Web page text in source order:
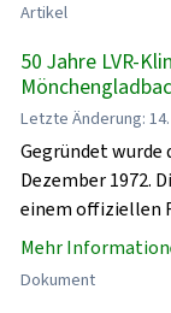
Artikel
50 Jahre LVR-
Letzte Änderung:
Gegründet wurde
Dezember 1972.
einem offiziellen
Mehr
Dokument